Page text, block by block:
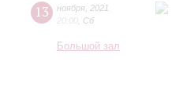
13 ноября 2021
20:00 Сб
Большой зал